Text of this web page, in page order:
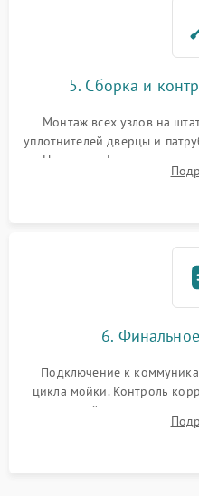
5. Сборка и
Монтаж всех узлов на
уплотнителей дверцы и
Надежная фиксация
сборка корпуса и
6.
Подключение к
цикла мойки. Контроль
до нужной температуры,
штатного слива и